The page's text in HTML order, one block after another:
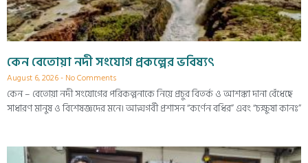
কেন বেতোয়া নদী সংযোগ প্রকল্পের ভবিষ্যৎ
August 6, 2026 No Comments
কেন – বেতোয়া নদী সংযোগের পরিকল্পনাকে নিয়ে প্রচুর বিতর্ক ও আশঙ্কা দানা বেঁধেছে
সাধারণ মানুষ ও বিশেষজ্ঞদের মনে। আত্মগর্বী প্রশাসন “কর্ণেন বধির” এবং “চক্ষুষা কানঃ”